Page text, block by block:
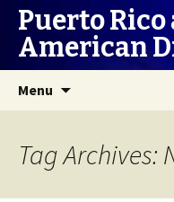
Puerto
American
Menu
Tag Archives: